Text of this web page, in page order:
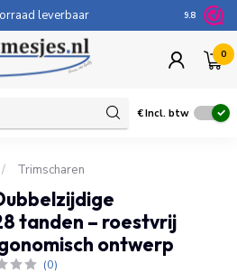
leverbaar 100
9.8
0
€Incl. btw
/ Trimscharen
tanden – roestvrij
ontwerp
(0)